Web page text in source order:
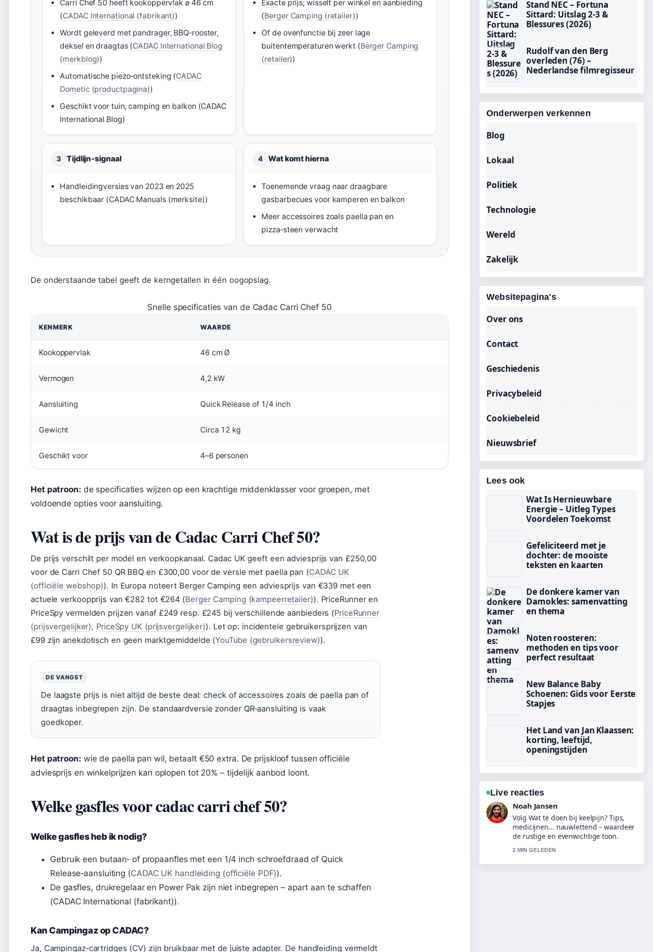
Carri Chef 50 heeft kookoppervlak ø 46 cm
(CADAC International (fabrikant))
Wordt geleverd met pandrager, BBQ‑rooster,
deksel en draagtas (CADAC International Blog
(merkblog))
Automatische piezo‑ontsteking (CADAC
Dometic (productpagina))
Geschikt voor tuin, camping en balkon (CADAC
International Blog)
Exacte prijs; wisselt per winkel en aanbieding
(Berger Camping (retailer))
Of de ovenfunctie bij zeer lage
buitentemperaturen werkt (Berger Camping
(retailer))
3 Tijdlijn‑signaal
Handleidingversies van 2023 en 2025
beschikbaar (CADAC Manuals (merksite))
4 Wat komt hierna
Toenemende vraag naar draagbare
gasbarbecues voor kamperen en balkon
Meer accessoires zoals paella pan en
pizza‑steen verwacht
De onderstaande tabel geeft de kerngetallen in één oogopslag.
Snelle specificaties van de Cadac Carri Chef 50
KENMERK WAARDE
Kookoppervlak 46 cm Ø
Vermogen 4,2 kW
Aansluiting Quick Release of 1/4 inch
Gewicht Circa 12 kg
Geschikt voor 4–6 personen
Het patroon: de specificaties wijzen op een krachtige middenklasser voor groepen, met
voldoende opties voor aansluiting.
Wat is de prijs van de Cadac Carri Chef 50?
De prijs verschilt per model en verkoopkanaal. Cadac UK geeft een adviesprijs van £250,00
voor de Carri Chef 50 QR BBQ en £300,00 voor de versie met paella pan (CADAC UK
(officiële webshop)). In Europa noteert Berger Camping een adviesprijs van €339 met een
actuele verkoopprijs van €282 tot €264 (Berger Camping (kampeerretailer)). PriceRunner en
PriceSpy vermelden prijzen vanaf £249 resp. £245 bij verschillende aanbieders (PriceRunner
(prijsvergelijker), PriceSpy UK (prijsvergelijker)). Let op: incidentele gebruikersprijzen van
£99 zijn anekdotisch en geen marktgemiddelde (YouTube (gebruikersreview)).
DE VANGST
De laagste prijs is niet altijd de beste deal: check of accessoires zoals de paella pan of
draagtas inbegrepen zijn. De standaardversie zonder QR‑aansluiting is vaak
goedkoper.
Het patroon: wie de paella pan wil, betaalt €50 extra. De prijskloof tussen officiële
adviesprijs en winkelprijzen kan oplopen tot 20% – tijdelijk aanbod loont.
Welke gasfles voor cadac carri chef 50?
Welke gasfles heb ik nodig?
Gebruik een butaan‑ of propaanfles met een 1/4 inch schroefdraad of Quick
Release‑aansluiting (CADAC UK handleiding (officiële PDF)).
De gasfles, drukregelaar en Power Pak zijn niet inbegrepen – apart aan te schaffen
(CADAC International (fabrikant)).
Kan Campingaz op CADAC?
Ja, Campingaz‑cartridges (CV) zijn bruikbaar met de juiste adapter. De handleiding vermeldt
Stand NEC – Fortuna
Sittard: Uitslag 2-3 &
Blessures (2026)
Rudolf van den Berg
overleden (76) –
Nederlandse filmregisseur
Onderwerpen verkennen
Blog
Lokaal
Politiek
Technologie
Wereld
Zakelijk
Websitepagina's
Over ons
Contact
Geschiedenis
Privacybeleid
Cookiebeleid
Nieuwsbrief
Lees ook
Wat Is Hernieuwbare
Energie – Uitleg Types
Voordelen Toekomst
Gefeliciteerd met je
dochter: de mooiste
teksten en kaarten
De donkere kamer van
Damokles: samenvatting
en thema
Noten roosteren:
methoden en tips voor
perfect resultaat
New Balance Baby
Schoenen: Gids voor Eerste
Stapjes
Het Land van Jan Klaassen:
korting, leeftijd,
openingstijden
Live reacties
Lotte de Boer
Nuttige context bij Noten roosteren:
methoden en tips voor perfect....
Houd deze live-updates alsjeblieft